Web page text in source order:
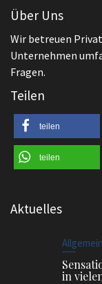
Über Uns
Wir betreuen
Unternehmen
Fragen.
Teilen
teilen
teilen
Aktuelles
in